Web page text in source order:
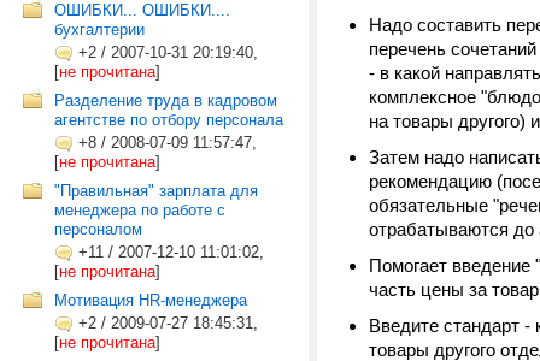
ОШИБКИ... ОШИБКИ....
бухгалтерии
+2 / 2007-10-31 20:19:40,
[не прочитана]
Разделение труда в кадровом
агентстве по отбору персонала
+8 / 2008-07-09 11:57:47,
[не прочитана]
"Правильная" зарплата для
менеджера по работе с
персоналом
+11 / 2007-12-10 11:01:02,
[не прочитана]
Мотивация HR-менеджера
+2 / 2009-07-27 18:45:31,
[не прочитана]
Надо составить
перечень
- в какой
комплексное
на товары другого)
Затем надо
рекомендацию
обязательные
отрабатываются до
Помогает введение
часть цены за
Введите стандарт
товары другого